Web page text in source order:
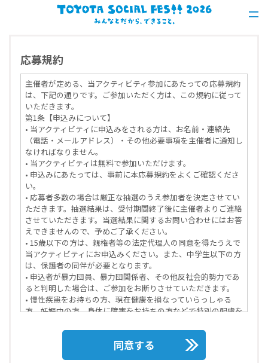
応募規約
主催者が定める、当アクティビティ参加にあたっての応募規約
は、下記の通りです。ご参加いただく方は、この規約に従って
いただきます。
第1条【申込みについて】
• 当アクティビティに申込みをされる方は、お名前・連絡先
（電話・メールアドレス）・その他必要事項を主催者に通知し
なければなりません。
• 当アクティビティは無料で参加いただけます。
• 申込みにあたっては、事前に本応募規約をよくご確認くださ
い。
• 応募者多数の場合は厳正な抽選のうえ参加者を決定させてい
ただきます。抽選結果は、受付期間終了後に主催者よりご連絡
させていただきます。当選結果に関するお問い合わせにはお答
えできませんので、予めご了承ください。
• 15歳以下の方は、親権者等の法定代理人の同意を得たうえで
当アクティビティにお申込みください。また、中学生以下の方
は、保護者の同伴が必要となります。
• 申込者が暴力団員、暴力団関係者、その他反社会的勢力であ
ると判明した場合は、ご参加をお断りさせていただきます。
• 慢性疾患をお持ちの方、現在健康を損なっていらっしゃる
方、妊娠中の方、身体に障害をお持ちの方などで特別の配慮を
際にお申し出下さい。主催者は可能かつ合理的な範囲内で対応
いたします。この場合、参加者からのお申し出に基づき、主催
者が参加者のために講じた特別な措置に要する費用は参加者の
同意する